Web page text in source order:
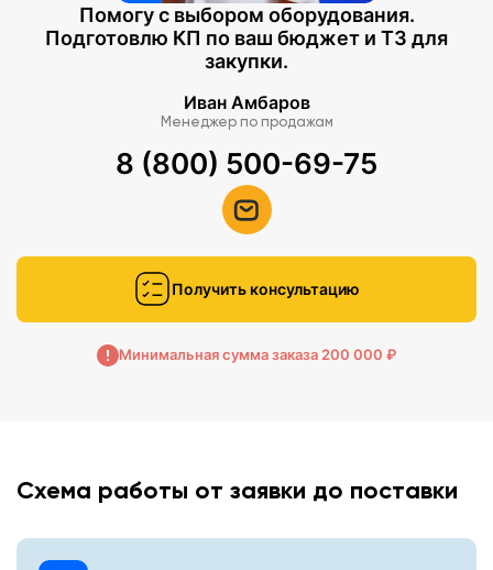
Помогу с выбором оборудования.
Подготовлю КП по ваш бюджет и ТЗ для
закупки.
Иван Амбаров
Менеджер по продажам
8 (800) 500-69-75
Получить консультацию
Минимальная сумма заказа 200 000 ₽
Схема работы от заявки до поставки